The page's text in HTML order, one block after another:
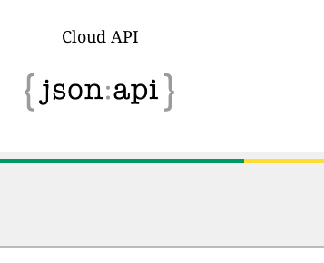
Cloud API